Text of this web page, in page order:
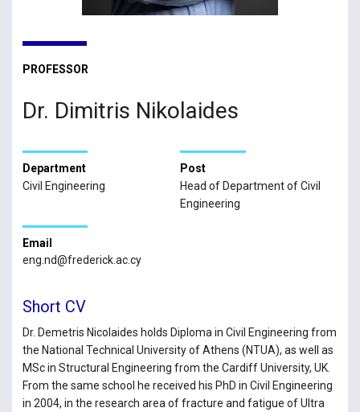
PROFESSOR
Dr. Dimitris Nikolaides
Department
Civil Engineering
Post
Head of Department of Civil
Engineering
Email
eng.nd@frederick.ac.cy
Short CV
Dr. Demetris Nicolaides holds Diploma in Civil Engineering from
the National Technical University of Athens (NTUA), as well as
MSc in Structural Engineering from the Cardiff University, UK.
From the same school he received his PhD in Civil Engineering
in 2004, in the research area of fracture and fatigue of Ultra